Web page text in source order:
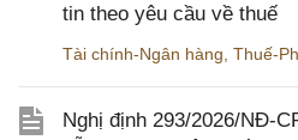
tin theo yêu cầu về thuế
Tài chính-Ngân hàng Thuế-
Nghị định 293/2026/NĐ-